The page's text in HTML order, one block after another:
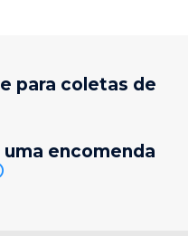
para coletas de
encomenda